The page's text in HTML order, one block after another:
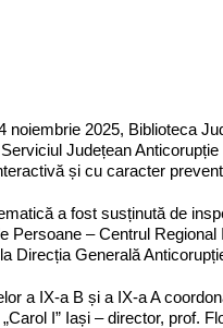
noiembrie 2025, Biblioteca
Județean
și cu caracter
a fost susținută de
Persoane – Centrul
Direcția Generală
a IX-a B și a IX-a A
„Carol I” Iași – director, prof.